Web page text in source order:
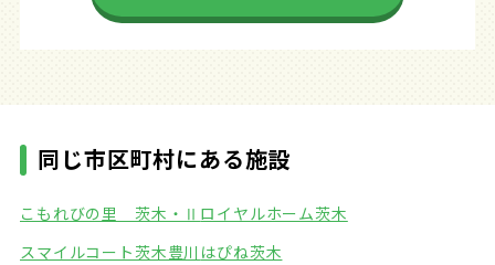
同じ市区町村にある施設
こもれびの里 茨木・Ⅱ ロイヤルホーム茨木
スマイルコート茨木豊川 はぴね茨木